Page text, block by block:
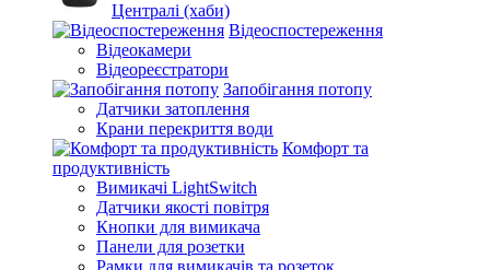
Централі (хаби)
Відеоспостереження
Відеокамери
Відеореєстратори
Запобігання потопу
Датчики затоплення
Крани перекриття води
Комфорт та
продуктивність
Вимикачі LightSwitch
Датчики якості повітря
Кнопки для вимикача
Панели для розетки
Рамки для вимикачів та розеток